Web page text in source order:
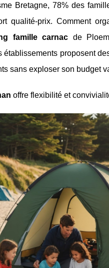
Bretagne, 78% des
qualité-prix. Comment
famille carnac de
établissements proposent
sans exploser son budget
offre flexibilité et